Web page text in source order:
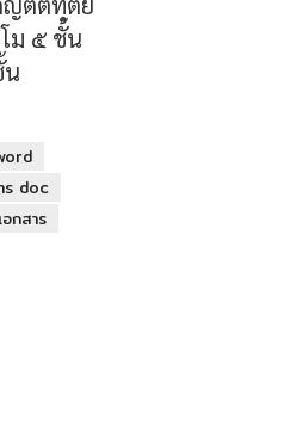
ม ๕ ชั้น
น
ร doc
กสาร